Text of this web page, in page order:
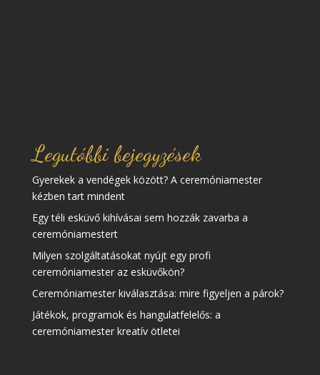
Legutóbbi bejegyzések
Gyerekek a vendégek között? A ceremóniamester
kézben tart mindent
Egy téli esküvő kihívásai sem hozzák zavarba a
ceremóniamestert
Milyen szolgáltatásokat nyújt egy profi
ceremóniamester az esküvőkön?
Ceremóniamester kiválasztása: mire figyeljen a párok?
Játékok, programok és hangulatfelelős: a
ceremóniamester kreatív ötletei